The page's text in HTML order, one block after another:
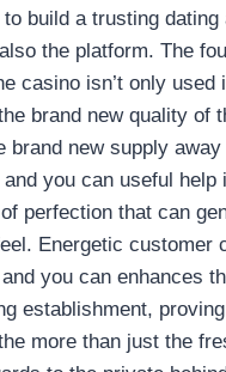
build a trusting dating
the platform. The
casino isn’t only used
brand new quality of
brand new supply
you can useful help
perfection that can
Energetic customer
you can enhances
establishment,
more than just the